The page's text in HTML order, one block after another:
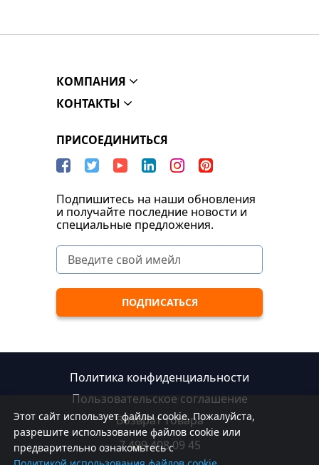
Этот сайт использует файлы cookie. Пожалуйста,
разрешите использование файлов cookie или
предварительно ознакомьтесь с
КОМПАНИЯ
КОНТАКТЫ
ПРИСОЕДИНИТЬСЯ
Подпишитесь на наши обновления
и получайте последние новости и
специальные предложения.
Политика конфиденциальности
Пользовательское соглашение
Возврат товара
7 499 408 09 45